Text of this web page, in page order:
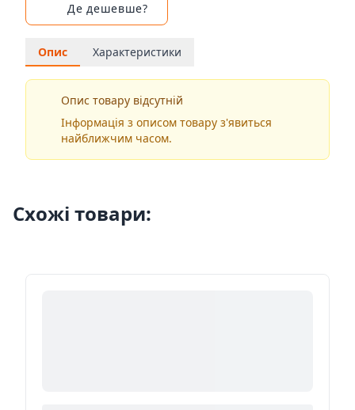
Де дешевше?
Опис Характеристики
Опис товару відсутній
Інформація з описом товару з'явиться
найближчим часом.
Схожі товари: